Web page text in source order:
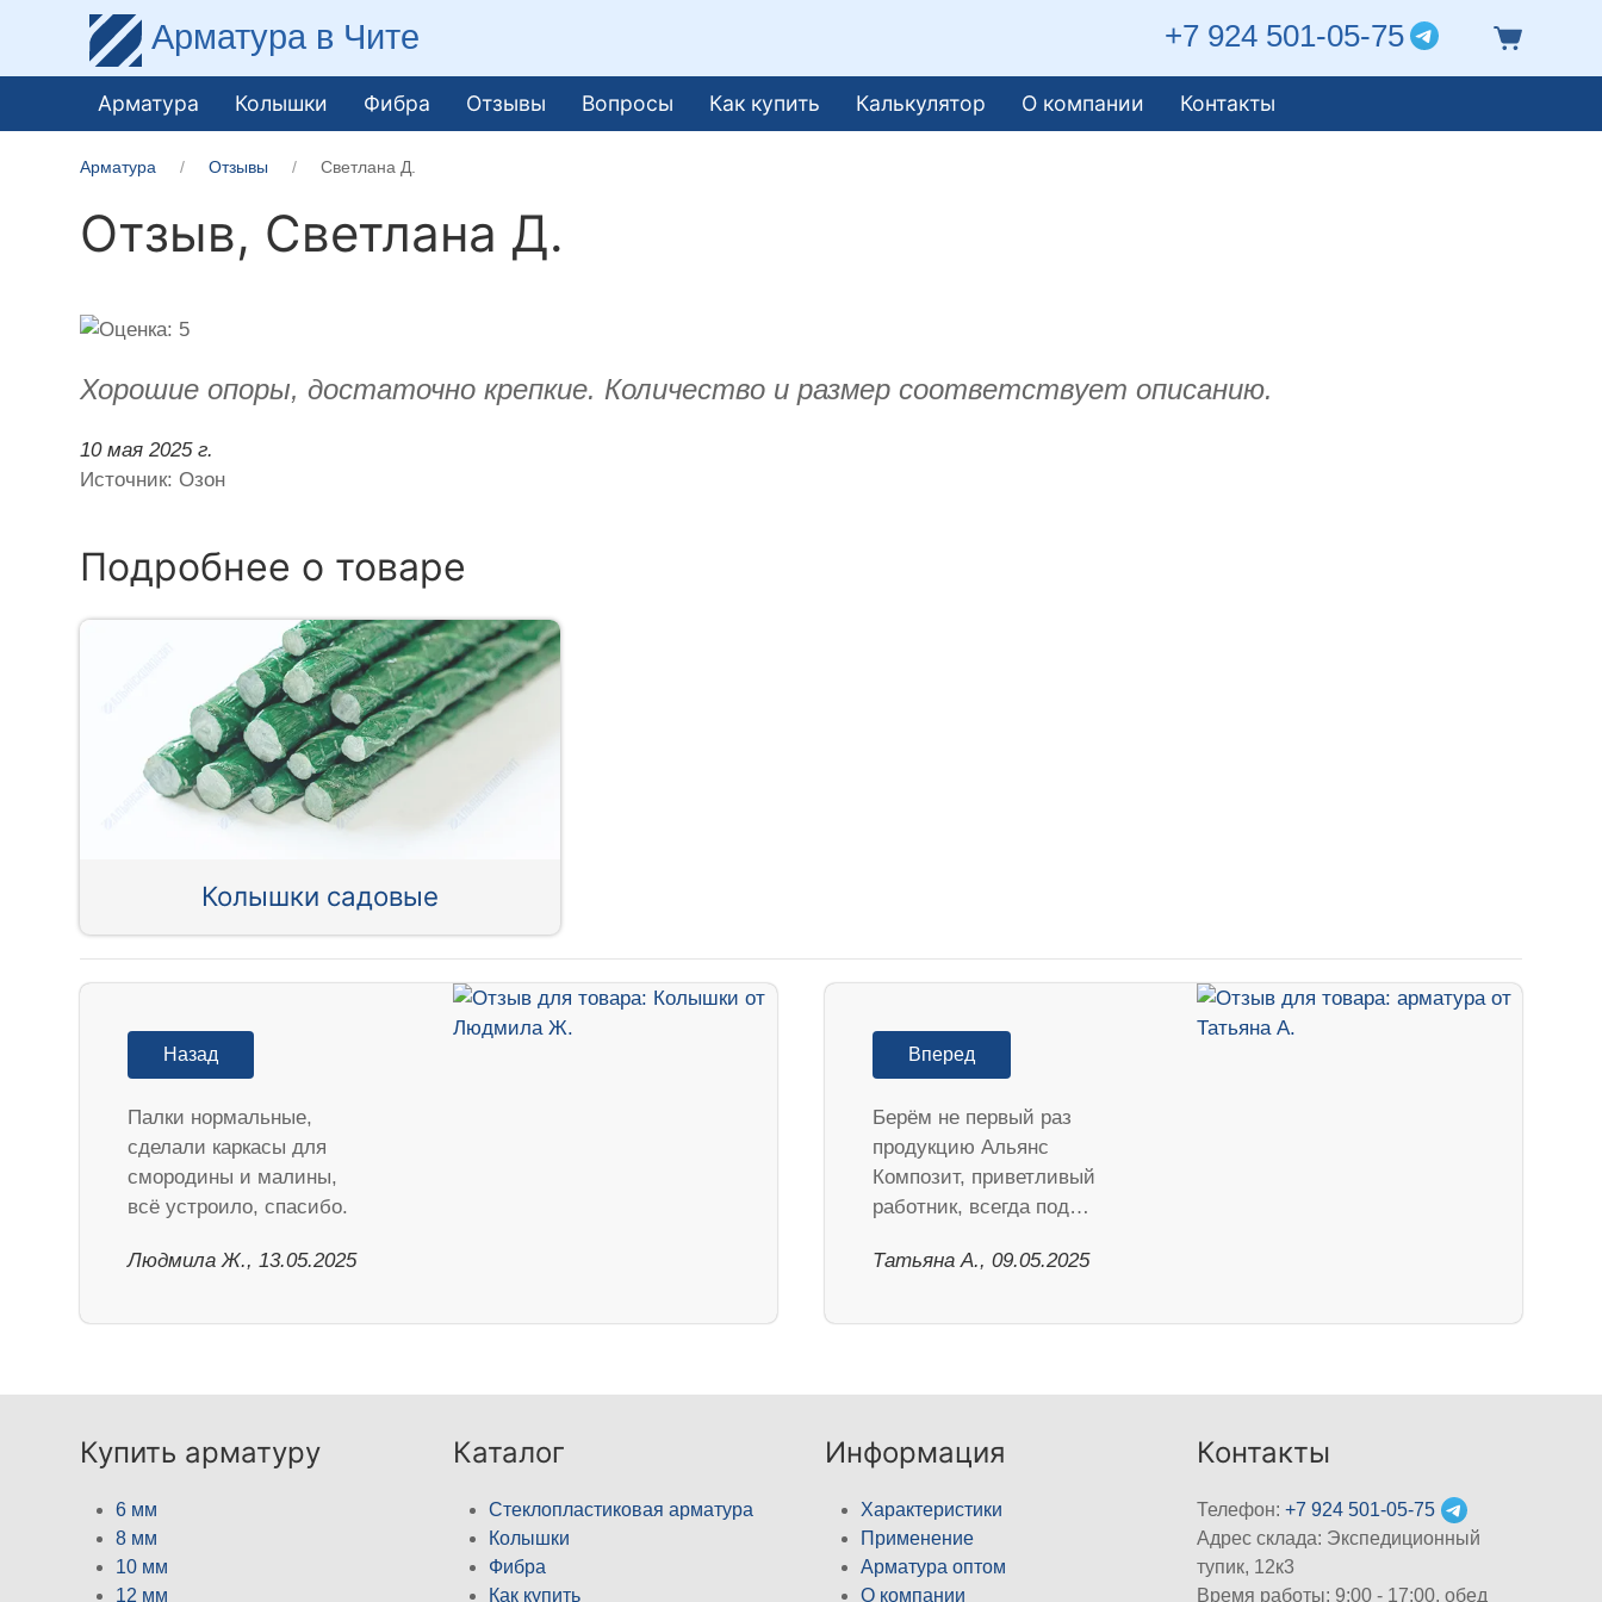
Арматура в Чите +7 924 501-05-75
Арматура Колышки Фибра Отзывы Вопросы Как купить Калькулятор О компании Контакты
Арматура Отзывы Светлана Д.
Отзыв, Светлана Д.
Хорошие опоры, достаточно крепкие. Количество и размер соответствует описанию.
10 мая 2025 г.
Источник: Озон
Подробнее о товаре
Колышки садовые
Назад
Палки нормальные,
сделали каркасы для
смородины и малины,
всё устроило, спасибо.
Людмила Ж., 13.05.2025
Вперед
Берём не первый раз
продукцию Альянс
Композит, приветливый
работник, всегда под…
Татьяна А., 09.05.2025
Купить арматуру
6 мм
8 мм
10 мм
12 мм
Каталог
Стеклопластиковая арматура
Колышки
Фибра
Как купить
Информация
Характеристики
Применение
Арматура оптом
О компании
Контакты
Телефон:+7 924 501-05-75
Адрес склада: Экспедиционный
тупик, 12к3
Время работы: 9:00 - 17:00, обед